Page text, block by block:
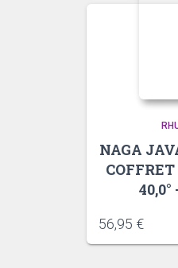
NAGA
56,95 €